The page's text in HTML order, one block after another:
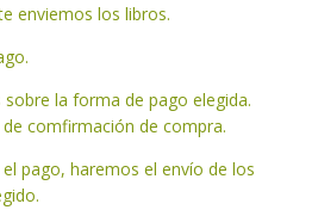
enviemos los libros.
la forma de pago elegida.
comfirmación de compra.
pago, haremos el envío de los